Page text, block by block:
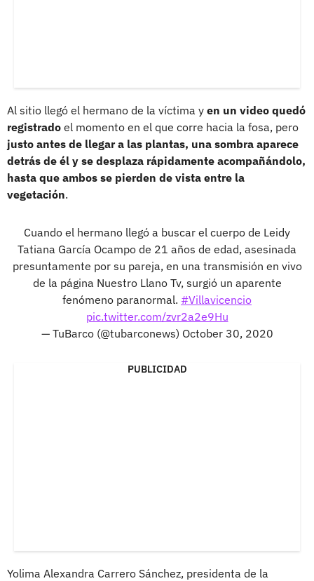
Al sitio llegó el hermano de la víctima y en un video quedó
registrado el momento en el que corre hacia la fosa, pero
justo antes de llegar a las plantas, una sombra aparece
detrás de él y se desplaza rápidamente acompañándolo,
hasta que ambos se pierden de vista entre la
vegetación.
Cuando el hermano llegó a buscar el cuerpo de Leidy
Tatiana García Ocampo de 21 años de edad, asesinada
presuntamente por su pareja, en una transmisión en vivo
de la página Nuestro Llano Tv, surgió un aparente
fenómeno paranormal. #Villavicencio
pic.twitter.com/zvr2a2e9Hu
— TuBarco (@tubarconews) October 30, 2020
PUBLICIDAD
Yolima Alexandra Carrero Sánchez, presidenta de la